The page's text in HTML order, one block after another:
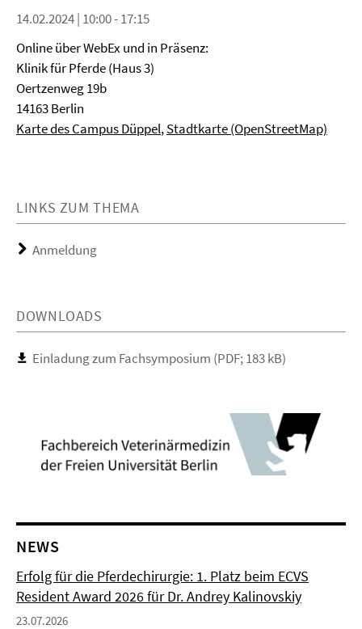
14.02.2024 | 10:00 - 17:15
Online über WebEx und in Präsenz:
Klinik für Pferde (Haus 3)
Oertzenweg 19b
14163 Berlin
Karte des Campus Düppel,Stadtkarte (OpenStreetMap)
LINKS ZUM THEMA
Anmeldung
DOWNLOADS
Einladung zum Fachsymposium (PDF; 183 kB)
NEWS
Erfolg für die Pferdechirurgie: 1. Platz beim ECVS
Resident Award 2026 für Dr. Andrey Kalinovskiy
23.07.2026